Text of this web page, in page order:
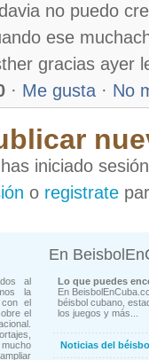
no puedo
ese
gracias ayer
· Me gusta · No
iniciado
o registrate
al
la
el
el
En
Lo que puedes
En
béisbol cubano,
los juegos y más...
Noticias del